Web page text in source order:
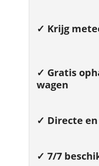
✓ Krijg
✓ Gratis
wagen
✓ Directe
✓ 7/7